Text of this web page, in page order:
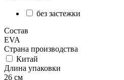
без застежки
Состав
EVA
Страна производства
Китай
Длина упаковки
26 см